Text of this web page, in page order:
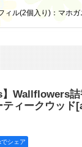
ル(2個入り)：マホ
Wallflowers詰
ィークウッド[
シェア